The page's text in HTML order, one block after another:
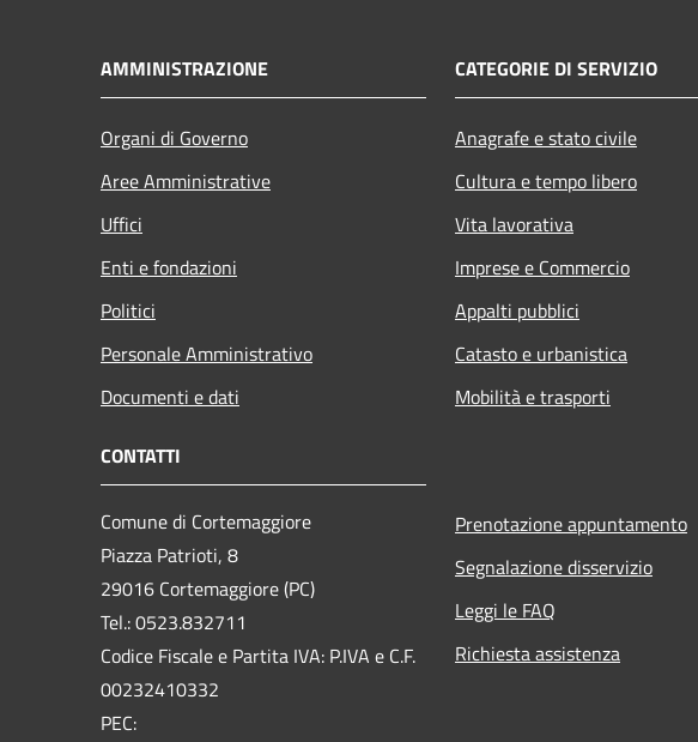
AMMINISTRAZIONE
Organi di Governo
Aree Amministrative
Uffici
Enti e fondazioni
Politici
Personale Amministrativo
Documenti e dati
CATEGORIE DI SERVIZIO
Anagrafe e stato civile
Cultura e tempo libero
Vita lavorativa
Imprese e Commercio
Appalti pubblici
Catasto e urbanistica
Mobilità e trasporti
CONTATTI
Comune di Cortemaggiore
Piazza Patrioti, 8
29016 Cortemaggiore (PC)
Tel.: 0523.832711
Codice Fiscale e Partita IVA: P.IVA e C.F.
00232410332
PEC:
Prenotazione appuntamento
Segnalazione disservizio
Leggi le FAQ
Richiesta assistenza